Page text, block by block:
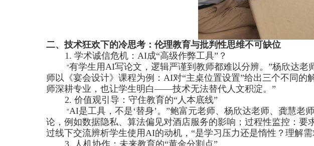
二、技术狂欢下的冷思考：伦理教育与批判性思维不可缺位
1.学术诚信危机：AI成“高级作弊工具”？
“有学生用AI写论文，逻辑严谨到教师都难以分辨。”杨欣达老
师以《宴会设计》课程为例： AI对“主桌位置设置”给出三个不同的
师深耕专业，也让学生明白——技术无法替代人文积淀。”
2.价值观引导：守住教育的“人本底线”
“AI是工具，不是‘替身’。”鲍富元老师、杨欣达老师、龚慧
论，例如数据隐私、算法偏见对酒店服务的影响；过程性监控：要
过线下交流辨析学生使用AI的动机，“是学习压力还是惰性？理解
3. 人机协作：未来教育的“黄金分割点”